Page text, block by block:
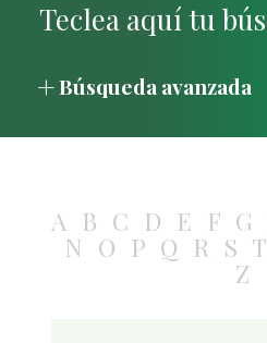
Búsqueda avanzada
A B C D E F G
N O P Q R S T
Z